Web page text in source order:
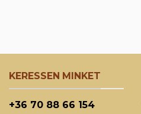
KERESSEN MINKET
+36 70 88 66 154